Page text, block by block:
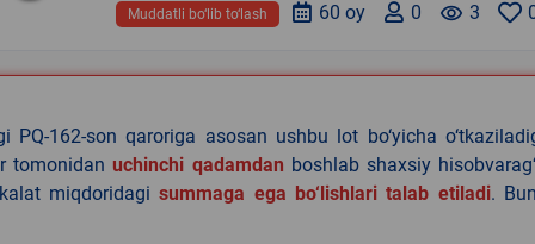
remove_red_eye 3
0
60 oy
Muddatli bo‘lib to‘lash
PQ-162-son qaroriga asosan ushbu lot bo‘yicha
tomonidanuchinchi qadamdan boshlab shaxsiy
miqdoridagisummaga ega bo‘lishlari talab etiladi.